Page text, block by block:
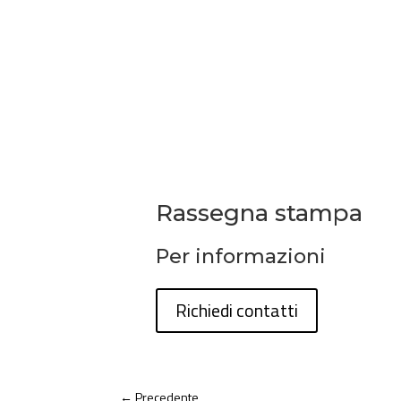
Rassegna stampa
Per informazioni
Richiedi contatti
←Precedente